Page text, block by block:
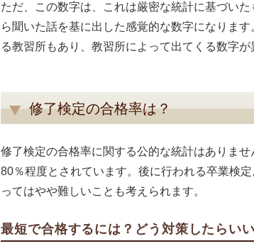
ただ、この数字は、これは厳密な統計に基づい
ら聞いた話を基に出した感覚的な数字になりま
る教習所もあり、教習所によって出てくる数字が
修了検定の合格率は？
修了検定の合格率に関する公的な統計はありま
80％程度とされています。後に行われる卒業検
ってはやや難しいことも考えられます。
最短で合格するには？どう対策したらい